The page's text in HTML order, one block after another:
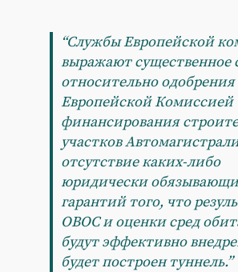
“Службы Европейской
выражают существенное
относительно одобрения
Европейской Комиссией
финансирования
участков
отсутствие каких-либо
юридически
гарантий того, что
ОВОС и оценки сред
будут эффективно
будет построен туннель.”